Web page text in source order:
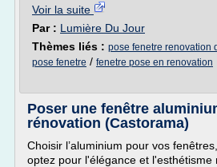
Voir la suite
Par : Lumière Du Jour
Thèmes liés : pose fenetre renovation
pose fenetre / fenetre pose en renovation
Poser une fenêtre
rénovation (Castorama)
Choisir l’aluminium pour vos
optez pour l'élégance et l'esthétisme